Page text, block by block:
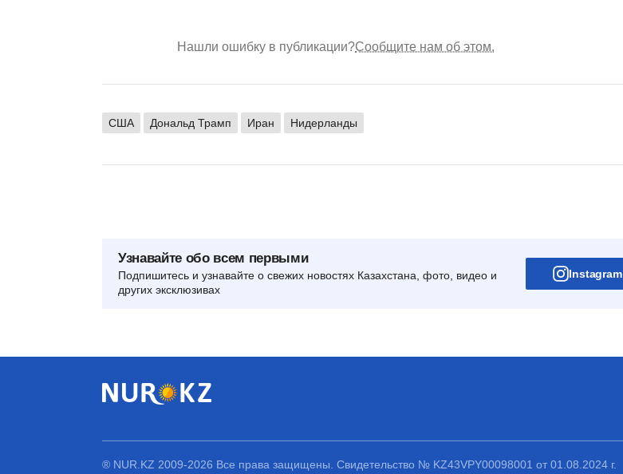
Нашли ошибку в публикации?Сообщите нам об этом.
США Дональд Трамп Иран Нидерланды
Узнавайте обо всем первыми
Подпишитесь и узнавайте о свежих новостях Казахстана, фото, видео и
других эксклюзивах
Instagram
® NUR.KZ 2009-2026 Все права защищены. Свидетельство № KZ43VPY00098001 от 01.08.2024 г.